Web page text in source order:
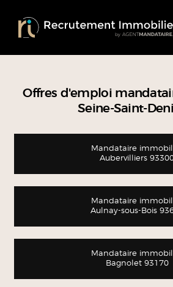
Offres d'emploi
Seine-Saint-
Mandataire
Aubervilliers
Mandataire
Aulnay-sous-Bois
Mandataire
Bagnolet 93170